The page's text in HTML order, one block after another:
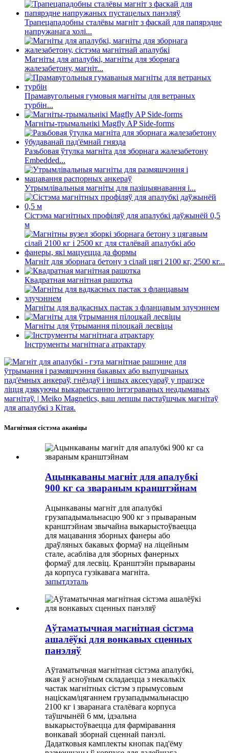
Трапецападобны сталёвы магніт з фаскай для папярэдне
напружанага холі...
Магніты для апалубкі, магніты для зборнага
жалезабетону, магніт...
Прамавугольныя гумовыя магніты для ветраных
турбін...
Магніты-трымальнікі Magfly AP Side-forms
Разьбовая ўтулка магніта для зборнага жалезабетону
Embedded...
Утрымлівальныя магніты для пазіцыянавання і...
Сістэма магнітных профіляў для апалубкі даўжынёй 0,5
м
Магніт для зборнага бетону з сілай цягі 2100 кг, 2500 кг...
Квадратная магнітная рашотка
Магніты для вадкасных пастак з фланцавым злучэннем
Магніты для ўтрымання пілоцкай лесвіцы
Інструменты магнітнага атрактару
Магнітная сістэма аканіцы
Ацынкаваны магніт для апалубкі
900 кг са звараным кранштэйнам
Ацынкаваны магніт для апалубкі
грузападымальнасцю 900 кг з прывараным
кранштэйнам звычайна выкарыстоўваецца
для мацавання зборных фанеры або
драўляных бакавых формаў на ліцейным
стале, асабліва для зборных фанерных
формаў для лесвіц. Кранштэйн прывараны
да корпуса гузікавага магніта.
запытдэталь
Аўтаматычная магнітная сістэма
ашалёўкі для вонкавых сценных
панэляў
Аўтаматычная магнітная сістэма апалубкі,
якая ў асноўным складаецца з некалькіх
частак магнітных сістэм з прымусовым
націскам/цяганнем грузападымальнасцю
2100 кг і зваранага сталёвага корпуса
таўшчынёй 6 мм, ідэальна
выкарыстоўваецца для фарміравання
вонкавай зборнай сценнай панэлі.
Дадатковыя камплекты кнопак пад'ёму